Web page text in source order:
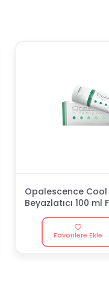
Opalescence Cool
Beyazlatıcı 100 ml
Macunu
Favorilere Ekle